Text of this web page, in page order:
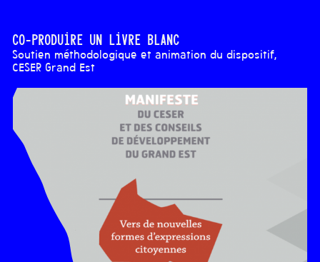
Co-produire un livre blanc
Soutien méthodologique et animation du dispositif,
CESER Grand Est